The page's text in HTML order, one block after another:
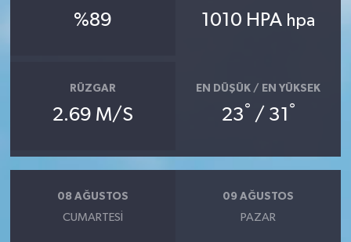
%89 1010 HPA hpa
RÜZGAR
2.69 M/S
EN DÜŞÜK / EN YÜKSEK
23° / 31 °
08 AĞUSTOS
CUMARTESI
09 AĞUSTOS
PAZAR